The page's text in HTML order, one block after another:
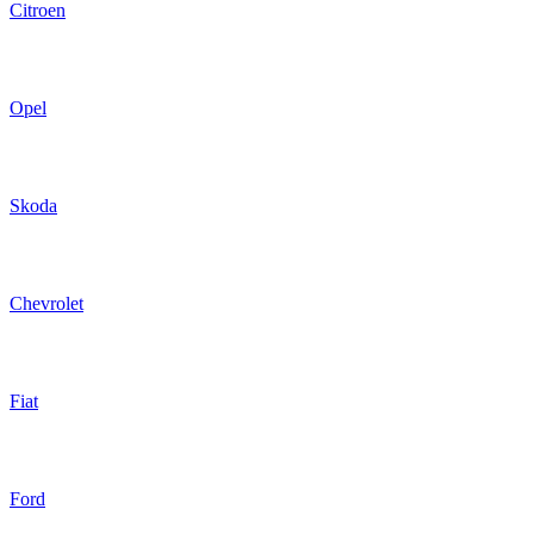
Citroen
Opel
Skoda
Chevrolet
Fiat
Ford